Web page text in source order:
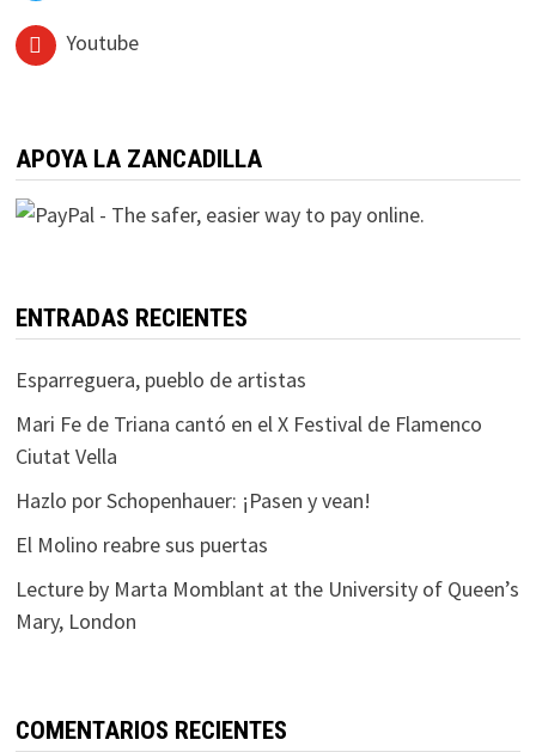
Youtube
APOYA LA ZANCADILLA
ENTRADAS RECIENTES
Esparreguera, pueblo de artistas
Mari Fe de Triana cantó en el X Festival de Flamenco
Ciutat Vella
Hazlo por Schopenhauer: ¡Pasen y vean!
El Molino reabre sus puertas
Lecture by Marta Momblant at the University of Queen’s
Mary, London
COMENTARIOS RECIENTES